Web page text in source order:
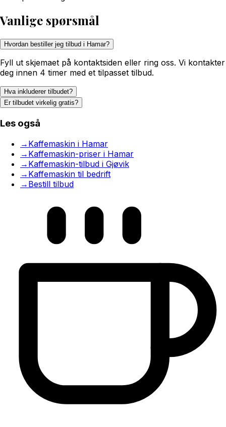
Vanlige spørsmål
Hvordan bestiller jeg tilbud i Hamar?
Fyll ut skjemaet på kontaktsiden eller ring oss. Vi kontakter
deg innen 4 timer med et tilpasset tilbud.
Hva inkluderer tilbudet?
Er tilbudet virkelig gratis?
Les også
→ Kaffemaskin i Hamar
→ Kaffemaskin-priser i Hamar
→ Kaffemaskin-tilbud i Gjøvik
→ Kaffemaskin til bedrift
→ Bestill tilbud